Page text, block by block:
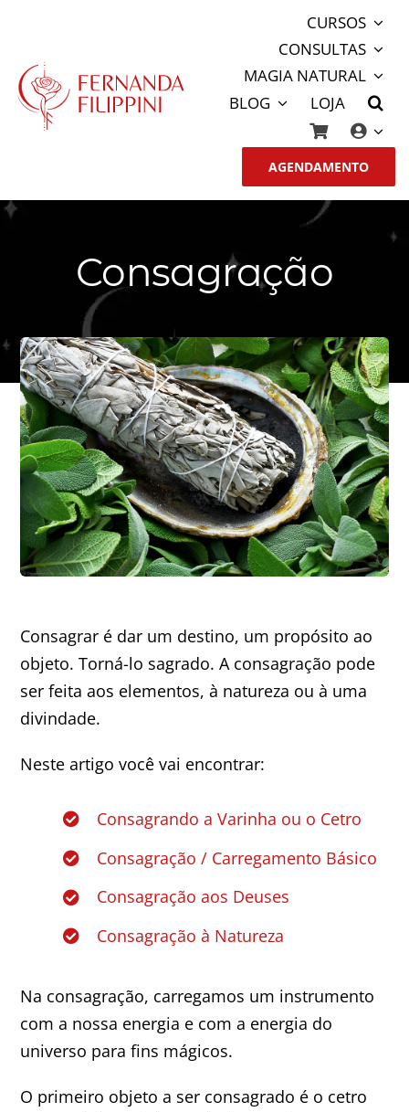
conteúdo
CURSOS
CONSULTAS
MAGIA NATURAL
BLOG
LOJA
AGENDAMENTO
Consagração
Consagrar é dar um destino, um propósito ao
objeto. Torná-lo sagrado. A consagração pode
ser feita aos elementos, à natureza ou à uma
divindade.
Neste artigo você vai encontrar:
Consagrando a Varinha ou o Cetro
Consagração / Carregamento Básico
Consagração aos Deuses
Consagração à Natureza
Na consagração, carregamos um instrumento
com a nossa energia e com a energia do
universo para fins mágicos.
O primeiro objeto a ser consagrado é o cetro